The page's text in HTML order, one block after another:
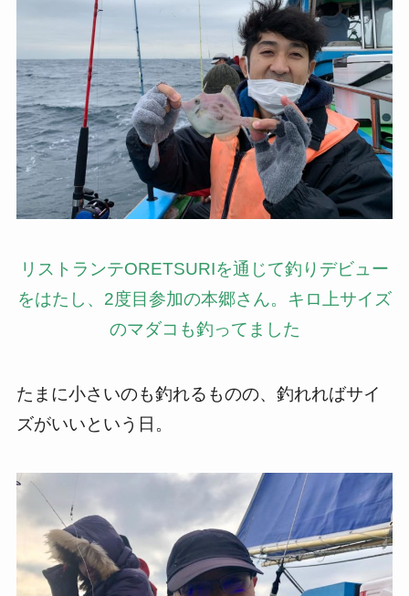
リストランテORETSURIを通じて釣りデビュー
をはたし、2度目参加の本郷さん。キロ上サイズ
のマダコも釣ってました
たまに小さいのも釣れるものの、釣れればサイ
ズがいいという日。